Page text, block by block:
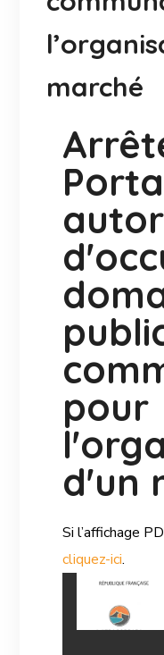
marché
pour
d'un
Si l’affichage
cliquez-ici.